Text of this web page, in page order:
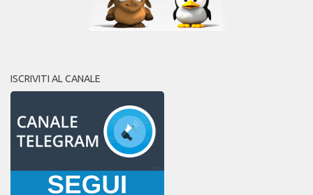
ISCRIVITI AL CANALE